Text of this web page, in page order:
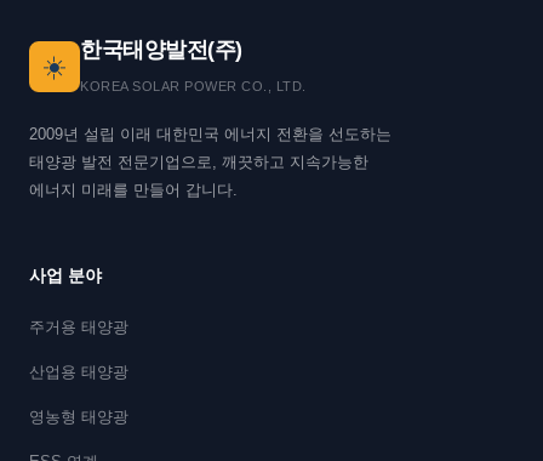
☀️
한국태양발전(주)
KOREA SOLAR POWER CO., LTD.
2009년 설립 이래 대한민국 에너지 전환을 선도하는
태양광 발전 전문기업으로, 깨끗하고 지속가능한
에너지 미래를 만들어 갑니다.
사업 분야
주거용 태양광
산업용 태양광
영농형 태양광